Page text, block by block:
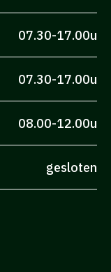
07.30-17.00u
07.30-17.00u
08.00-12.00u
gesloten